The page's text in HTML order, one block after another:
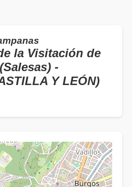
la Visitación de
-
Y LEÓN)